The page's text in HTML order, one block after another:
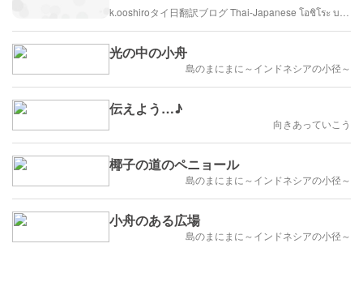
光の中の小舟
島のまにまに～インドネシアの小径～
伝えよう…♪
向きあっていこう
椰子の道のペニョール
島のまにまに～インドネシアの小径～
小舟のある広場
島のまにまに～インドネシアの小径～